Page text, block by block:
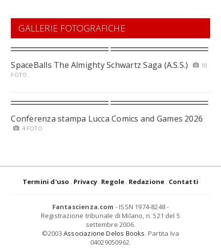
GALLERIE FOTOGRAFICHE
SpaceBalls The Almighty Schwartz Saga (A.S.S.)
10
FOTO
Conferenza stampa Lucca Comics and Games 2026
4 FOTO
Termini d'uso Privacy Regole Redazione Contatti
Fantascienza.com - ISSN 1974-8248 -
Registrazione tribunale di Milano, n. 521 del 5
settembre 2006.
©2003 Associazione Delos Books. Partita Iva
04029050962.